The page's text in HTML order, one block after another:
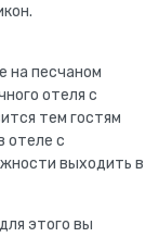
на песчаном
отеля с
тем гостям
отеле с
выходить в
этого вы